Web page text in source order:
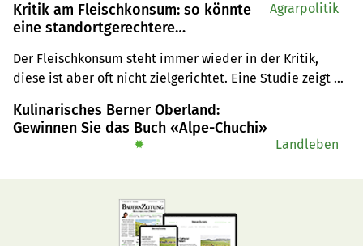
Kritik am Fleischkonsum: so könnte
eine standortgerechtere
aussehen
Der Fleischkonsum steht immer wieder in der Kritik,
diese ist aber oft nicht zielgerichtet. Eine Studie zeigt
Fleischkonsum ausrichten könnte.
Agrarpolitik
Kulinarisches Berner Oberland:
Gewinnen Sie das Buch «Alpe-Chuchi»
✹ Landleben